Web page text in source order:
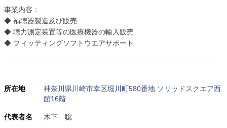
事業内容：
◆ 補聴器製造及び販売
◆ 聴力測定装置等の医療機器の輸入販売
◆ フィッティングソフトウエアサポート
所在地
神奈川県川崎市幸区堀川町580番地 ソリッドスクエア西
館16階
代表者名 木下 聡